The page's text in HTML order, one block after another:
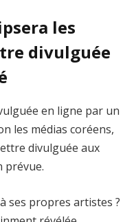
les
divulguée
en ligne par un
les médias coréens,
divulguée aux
prévue.